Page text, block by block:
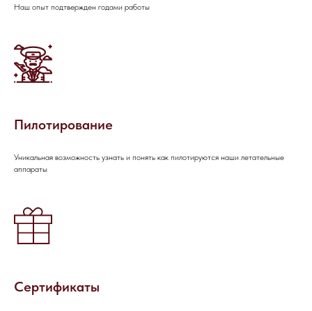
Наш опыт подтвержден годами работы
Пилотирование
Уникальная возможность узнать и понять как пилотируются наши летательные
аппараты
Сертификаты